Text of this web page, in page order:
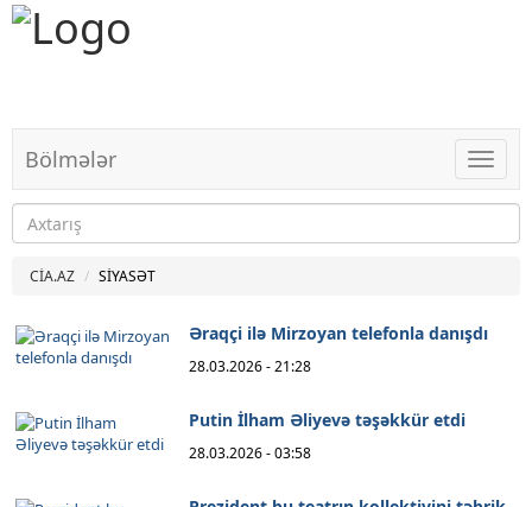
Bölmələr
CİA.AZ SİYASƏT
Əraqçi ilə Mirzoyan telefonla danışdı
28.03.2026 - 21:28
Putin İlham Əliyevə təşəkkür etdi
28.03.2026 - 03:58